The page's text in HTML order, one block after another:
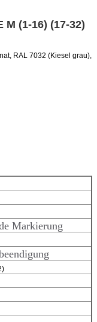
(1-16) (17-32)
RAL 7032 (Kiesel grau),
Markierung